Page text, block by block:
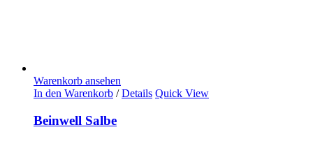
Warenkorb ansehen
In den Warenkorb / Details Quick View
Beinwell Salbe